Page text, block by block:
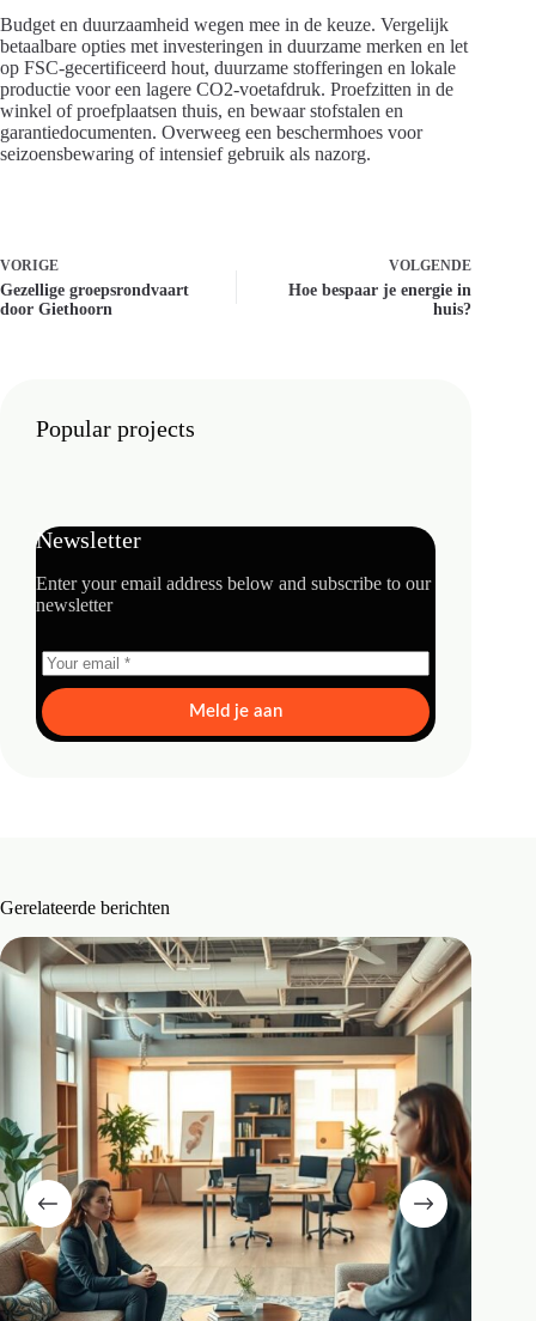
Budget en duurzaamheid wegen mee in de keuze. Vergelijk
betaalbare opties met investeringen in duurzame merken en let
op FSC-gecertificeerd hout, duurzame stofferingen en lokale
productie voor een lagere CO2-voetafdruk. Proefzitten in de
winkel of proefplaatsen thuis, en bewaar stofstalen en
garantiedocumenten. Overweeg een beschermhoes voor
seizoensbewaring of intensief gebruik als nazorg.
VORIGE
Gezellige groepsrondvaart
door Giethoorn
VOLGENDE
Hoe bespaar je energie in
huis?
Popular projects
Newsletter
Enter your email address below and subscribe to our
newsletter
Meld je aan
Gerelateerde berichten